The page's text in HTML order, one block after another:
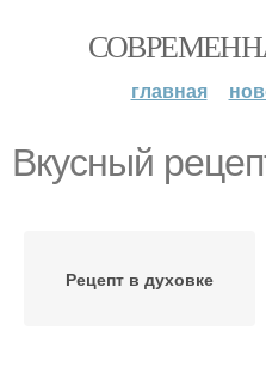
главная
Вкусный
Рецепт в духовке